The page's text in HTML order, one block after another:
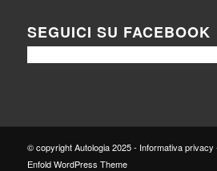
SEGUICI SU FACEBOOK
© copyright Autologia 2025 - Informativa privacy
Enfold WordPress Theme